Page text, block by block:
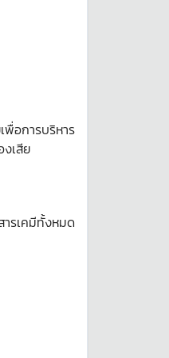
พื่อการบริหาร
เสีย
รเคมีทั้งหมด